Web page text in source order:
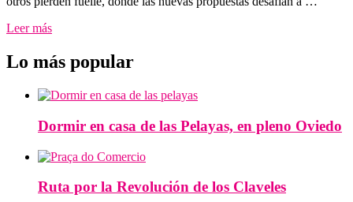
Leer más
Lo más popular
Dormir en casa de las Pelayas, en pleno Oviedo
Ruta por la Revolución de los Claveles